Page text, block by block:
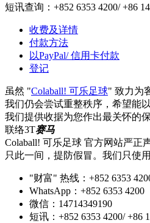
短讯查询：+852 6353 4200/ +86
收费及详情
付款方法
以PayPal/ 信用卡付款
登记
虽然 "Colaball! 可乐足球" 致力为
我们仍会尝试重整秩序，希望能
我们提供收据为您作出最关怀的保
联络3T赛马
Colaball! 可乐足球 官方网站严正
只此一间，提防假冒。我们只使
"财富" 热线：+852 6353
WhatsApp：+852 6353 4200
微信：14714349190
短讯：+852 6353 4200/ +86